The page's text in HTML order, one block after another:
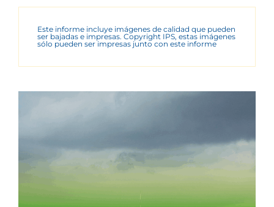
Este informe incluye imágenes de calidad que pueden
ser bajadas e impresas. Copyright IPS, estas imágenes
sólo pueden ser impresas junto con este informe